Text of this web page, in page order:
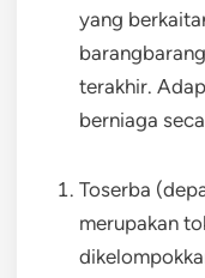
yang
terakhir.
berniaga
Toserba
merupakan